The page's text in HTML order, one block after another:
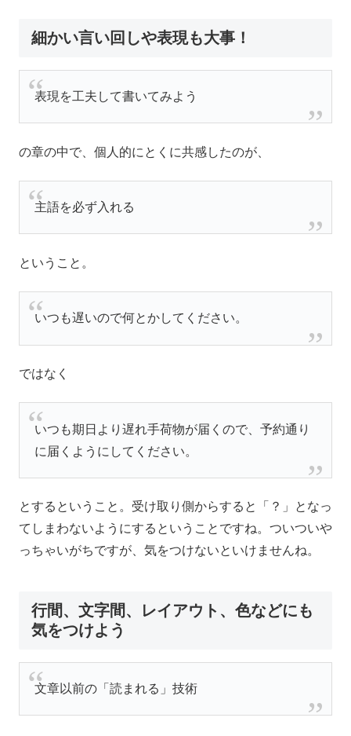
細かい言い回しや表現も大事！
表現を工夫して書いてみよう
の章の中で、個人的にとくに共感したのが、
主語を必ず入れる
ということ。
いつも遅いので何とかしてください。
ではなく
いつも期日より遅れ手荷物が届くので、予約通り
に届くようにしてください。
とするということ。受け取り側からすると「？」となっ
てしまわないようにするということですね。ついついや
っちゃいがちですが、気をつけないといけませんね。
行間、文字間、レイアウト、色などにも
気をつけよう
文章以前の「読まれる」技術